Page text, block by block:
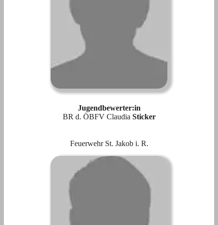
Jugendbewerter:in
BR d. ÖBFV Claudia Sticker
Feuerwehr St. Jakob i. R.